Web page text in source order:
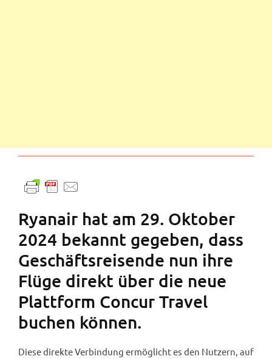
Ryanair hat am 29. Oktober
2024 bekannt gegeben, dass
Geschäftsreisende nun ihre
Flüge direkt über die neue
Plattform Concur Travel
buchen können.
Diese direkte Verbindung ermöglicht es den Nutzern, auf